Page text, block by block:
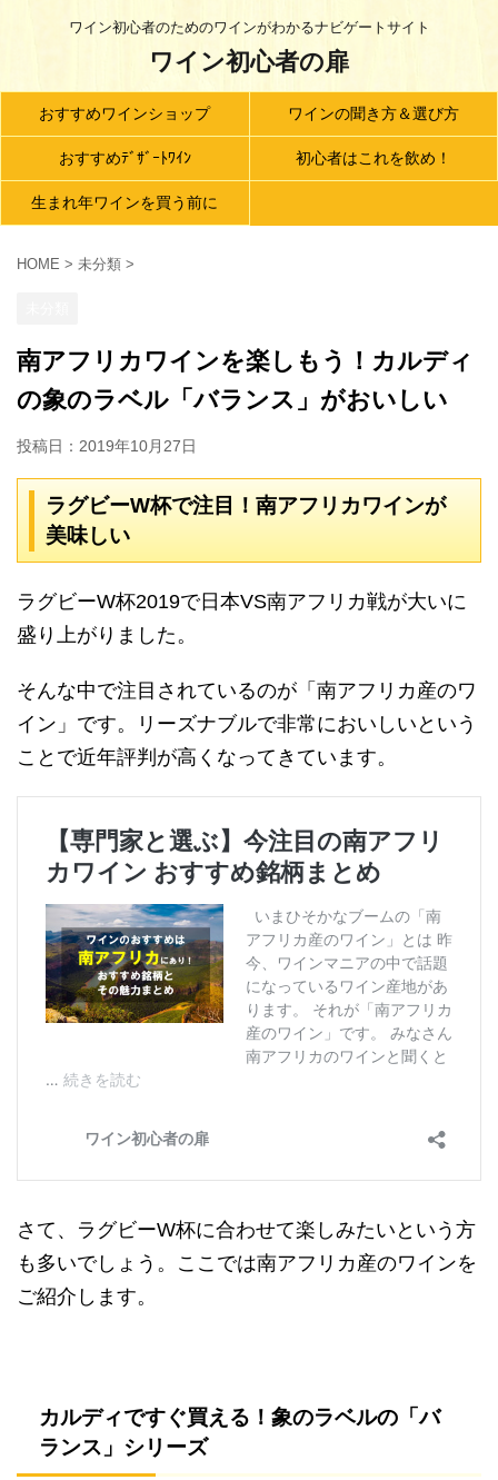
ワイン初心者のためのワインがわかるナビゲートサイト
ワイン初心者の扉
おすすめワインショップ ワインの聞き方＆選び方
おすすめﾃﾞｻﾞｰﾄﾜｲﾝ 初心者はこれを飲め！
生まれ年ワインを買う前に
HOME > 未分類 >
南アフリカワインを楽しもう！カルディ
の象のラベル「バランス」がおいしい
投稿日： 2019年10月27日
ラグビーW杯で注目！南アフリカワインが
美味しい
ラグビーW杯2019で日本VS南アフリカ戦が大いに
盛り上がりました。
そんな中で注目されているのが「南アフリカ産のワ
イン」です。リーズナブルで非常においしいという
ことで近年評判が高くなってきています。
さて、ラグビーW杯に合わせて楽しみたいという方
も多いでしょう。ここでは南アフリカ産のワインを
ご紹介します。
カルディですぐ買える！象のラベルの「バ
ランス」シリーズ